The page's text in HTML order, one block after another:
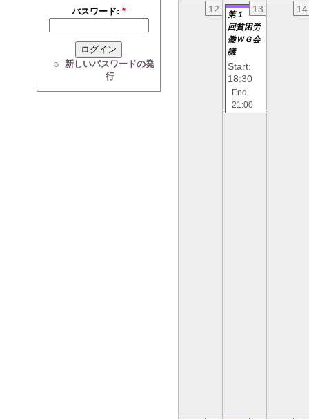
パスワード:*
新しいパスワードの発
行
12 13
第１
回貧困労
働ＷＧ会
議
Start:
18:30
End:
21:00
14